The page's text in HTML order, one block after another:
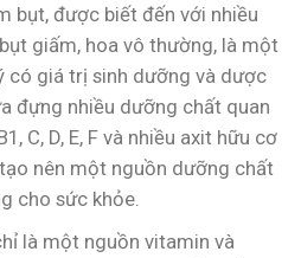
bụt, được biết đến với nhiều
giấm, hoa vô thường, là một
có giá trị sinh dưỡng và dược
đựng nhiều dưỡng chất quan
C, D, E, F và nhiều axit hữu cơ
nên một nguồn dưỡng chất
cho sức khỏe.
là một nguồn vitamin và